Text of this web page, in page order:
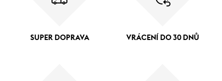
SUPER DOPRAVA VRÁCENÍ DO 30 DNŮ